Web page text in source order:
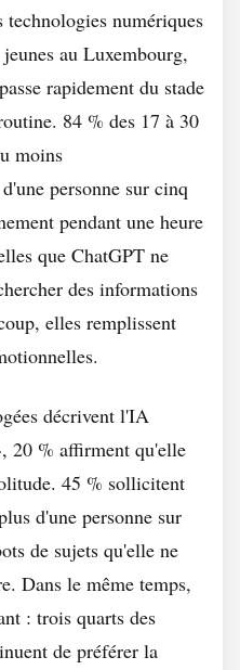
numériques
au Luxembourg,
rapidement du stade
84 % des 17 à 30
moins
personne sur cinq
pendant une heure
que ChatGPT ne
des informations
elles remplissent
décrivent l'IA
20 % affirment qu'elle
45 % sollicitent
d'une personne sur
de sujets qu'elle ne
Dans le même temps,
: trois quarts des
de préférer la